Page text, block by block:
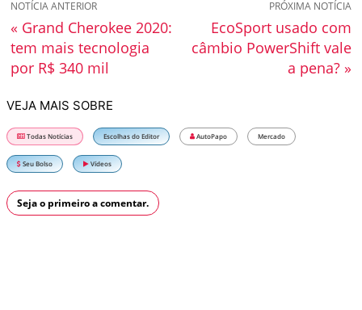
PRÓXIMA NOTÍCIA
EcoSport usado com
câmbio PowerShift vale
a pena? »
NOTÍCIA ANTERIOR
« Grand Cherokee 2020:
tem mais tecnologia
por R$ 340 mil
VEJA MAIS SOBRE
Todas Notícias Escolhas do Editor AutoPapo Mercado
Seu Bolso Vídeos
Seja o primeiro a comentar.